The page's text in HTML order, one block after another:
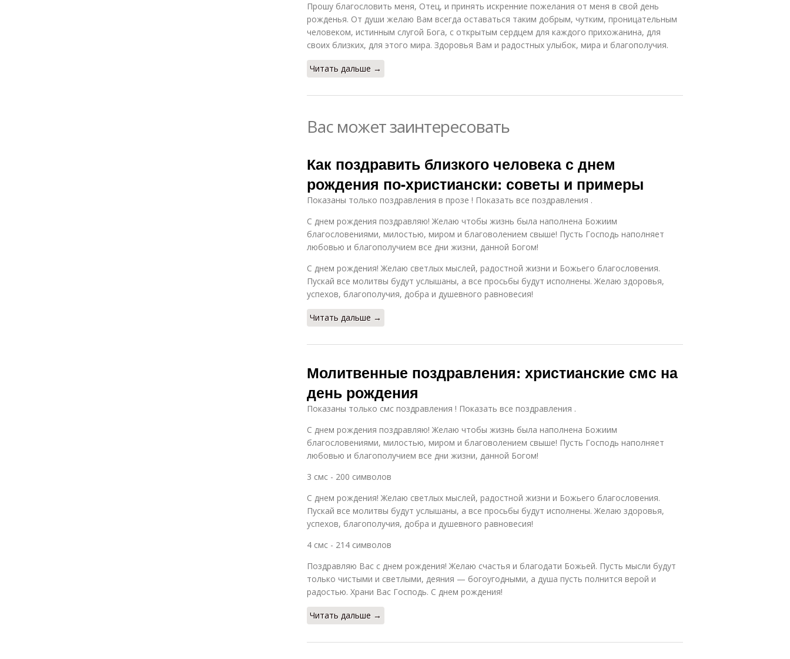
Прошу благословить меня, Отец, и принять искренние пожелания от меня в свой день
рожденья. От души желаю Вам всегда оставаться таким добрым, чутким, проницательным
человеком, истинным слугой Бога, с открытым сердцем для каждого прихожанина, для
своих близких, для этого мира. Здоровья Вам и радостных улыбок, мира и благополучия.
Читать дальше →
Вас может заинтересовать
Как поздравить близкого человека с днем
рождения по-христиански: советы и примеры
Показаны только поздравления в прозе ! Показать все поздравления .
С днем рождения поздравляю! Желаю чтобы жизнь была наполнена Божиим
благословениями, милостью, миром и благоволением свыше! Пусть Господь наполняет
любовью и благополучием все дни жизни, данной Богом!
С днем рождения! Желаю светлых мыслей, радостной жизни и Божьего благословения.
Пускай все молитвы будут услышаны, а все просьбы будут исполнены. Желаю здоровья,
успехов, благополучия, добра и душевного равновесия!
Читать дальше →
Молитвенные поздравления: христианские смс на
день рождения
Показаны только смс поздравления ! Показать все поздравления .
С днем рождения поздравляю! Желаю чтобы жизнь была наполнена Божиим
благословениями, милостью, миром и благоволением свыше! Пусть Господь наполняет
любовью и благополучием все дни жизни, данной Богом!
3 смс - 200 символов
С днем рождения! Желаю светлых мыслей, радостной жизни и Божьего благословения.
Пускай все молитвы будут услышаны, а все просьбы будут исполнены. Желаю здоровья,
успехов, благополучия, добра и душевного равновесия!
4 смс - 214 символов
Поздравляю Вас с днем рождения! Желаю счастья и благодати Божьей. Пусть мысли будут
только чистыми и светлыми, деяния — богоугодными, а душа пусть полнится верой и
радостью. Храни Вас Господь. С днем рождения!
Читать дальше →